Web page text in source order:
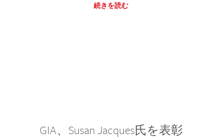
続きを読む
GIA、Susan Jacques氏を表彰